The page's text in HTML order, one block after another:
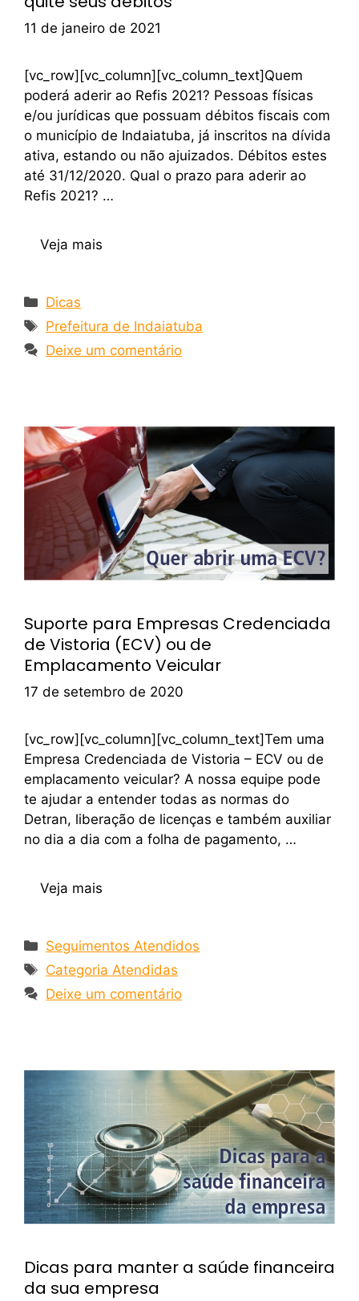
11 de janeiro de 2021
[vc_row][vc_column][vc_column_text]Quem
poderá aderir ao Refis 2021? Pessoas físicas
e/ou jurídicas que possuam débitos fiscais com
o município de Indaiatuba, já inscritos na dívida
ativa, estando ou não ajuizados. Débitos estes
até 31/12/2020. Qual o prazo para aderir ao
Refis 2021? …
Veja mais
Dicas
Prefeitura de Indaiatuba
Deixe um comentário
Suporte para Empresas Credenciada
de Vistoria (ECV) ou de
Emplacamento Veicular
17 de setembro de 2020
[vc_row][vc_column][vc_column_text]Tem uma
Empresa Credenciada de Vistoria – ECV ou de
emplacamento veicular? A nossa equipe pode
te ajudar a entender todas as normas do
Detran, liberação de licenças e também auxiliar
no dia a dia com a folha de pagamento, …
Veja mais
Seguimentos Atendidos
Categoria Atendidas
Deixe um comentário
Dicas para manter a saúde financeira
da sua empresa